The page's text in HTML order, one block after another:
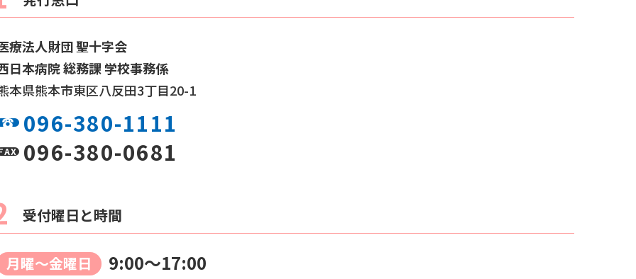
療法人財団 聖十字会
日本病院 総務課 学校事務係
本県熊本市東区八反田3丁目20-1
096-380-1111
096-380-0681
受付曜日と時間
月曜〜金曜日 9:00～17:00